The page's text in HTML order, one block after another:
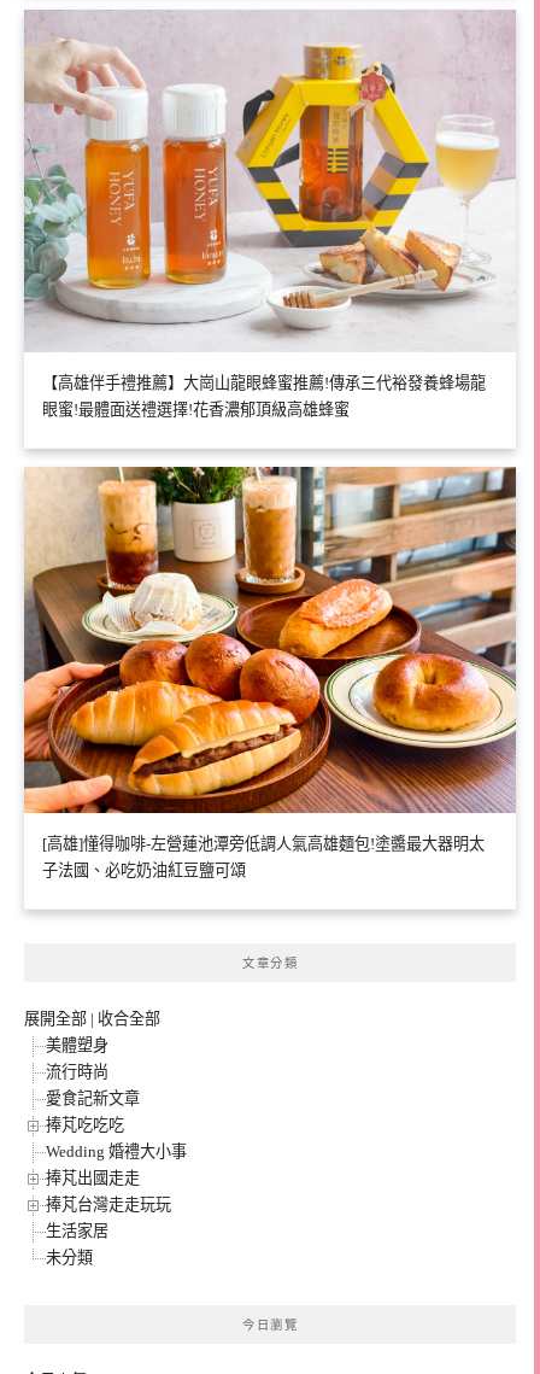
【高雄伴手禮推薦】大崗山龍眼蜂蜜推薦!傳承三代裕發養蜂場龍
眼蜜!最體面送禮選擇!花香濃郁頂級高雄蜂蜜
[高雄]懂得咖啡-左營蓮池潭旁低調人氣高雄麵包!塗醬最大器明太
子法國、必吃奶油紅豆鹽可頌
文章分類
展開全部 | 收合全部
美體塑身
流行時尚
愛食記新文章
捧芃吃吃吃
Wedding 婚禮大小事
捧芃出國走走
捧芃台灣走走玩玩
生活家居
未分類
今日瀏覽